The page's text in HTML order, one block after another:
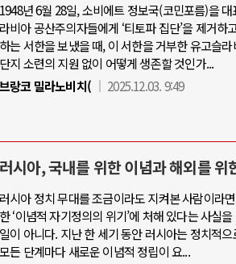
1948년 6월 28일, 소비에트 정보국(코민포름)을
라비아 공산주의자들에게 ‘티토파 집단’을 제거하
하는 서한을 보냈을 때, 이 서한을 거부한 유고슬
단지 소련의 지원 없이 어떻게 생존할 것인가...
브랑코 밀라노비치(
2025.12.03. 9:49
러시아, 국내를 위한 이념과 해외를 위
러시아 정치 무대를 조금이라도 지켜본 사람이라
한 ‘이념적 자기정의의 위기’에 처해 있다는 사실
일이 아니다. 지난 한 세기 동안 러시아는 정치적
모든 단계마다 새로운 이념적 정립이 요...